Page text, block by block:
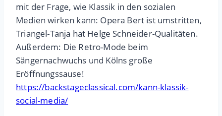
mit der Frage, wie Klassik in den sozialen
Medien wirken kann: Opera Bert ist umstritten,
Triangel-Tanja hat Helge Schneider-Qualitäten.
Außerdem: Die Retro-Mode beim
Sängernachwuchs und Kölns große
Eröffnungssause!
https://backstageclassical.com/kann-klassik-
social-media/